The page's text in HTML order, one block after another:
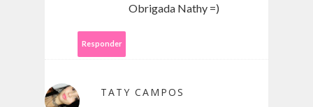
Obrigada Nathy =)
Responder
TATY CAMPOS